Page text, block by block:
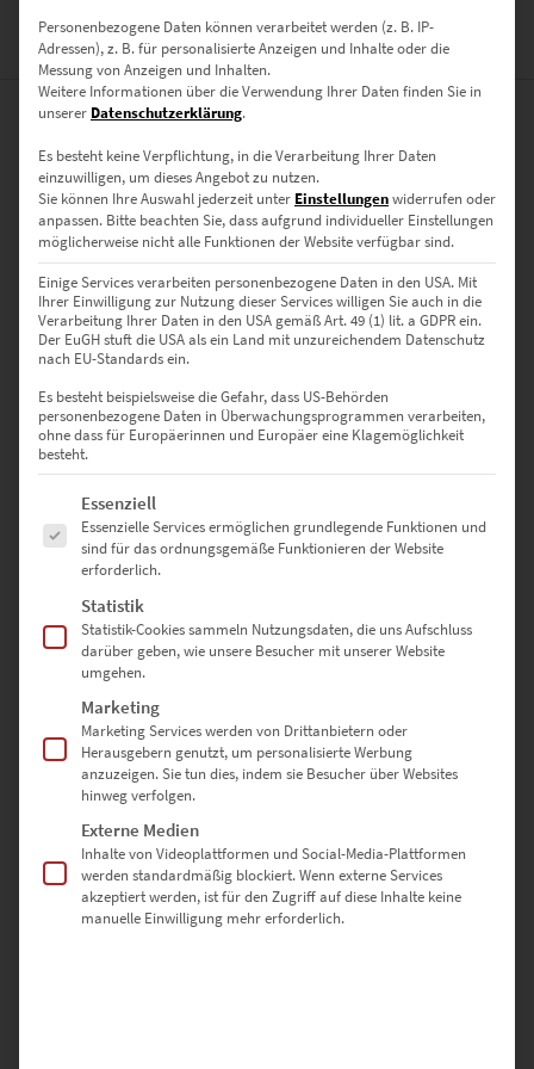
BEWERTUNGEN (0)
Bewertungen
0 0 Bewertungen
SE AT EUROPA PARK V“
Deine E-Mail-Adresse wird nicht veröffentlicht.
Erforderliche Felder sind mit
DEINE BEWERTUNG*
Personenbezogene Daten können verarbeitet werden (z. B. IP-
Adressen), z. B. für personalisierte Anzeigen und Inhalte oder die
Messung von Anzeigen und Inhalten.
Weitere Informationen über die Verwendung Ihrer Daten finden Sie in
unserer Datenschutzerklärung.
Es besteht keine Verpflichtung, in die Verarbeitung Ihrer Daten
einzuwilligen, um dieses Angebot zu nutzen.
Sie können Ihre Auswahl jederzeit unter Einstellungenwiderrufen oder
anpassen. Bitte beachten Sie, dass aufgrund individueller Einstellungen
möglicherweise nicht alle Funktionen der Website verfügbar sind.
Einige Services verarbeiten personenbezogene Daten in den USA. Mit
Ihrer Einwilligung zur Nutzung dieser Services willigen Sie auch in die
Verarbeitung Ihrer Daten in den USA gemäß Art. 49 (1) lit. a GDPR ein.
Der EuGH stuft die USA als ein Land mit unzureichendem Datenschutz
nach EU-Standards ein.
Es besteht beispielsweise die Gefahr, dass US-Behörden
personenbezogene Daten in Überwachungsprogrammen verarbeiten,
ohne dass für Europäerinnen und Europäer eine Klagemöglichkeit
besteht.
Es folgt eine Liste der Service-Gruppen, für die eine Einwilligung
Essenziell
Essenzielle Services ermöglichen grundlegende Funktionen und
sind für das ordnungsgemäße Funktionieren der Website
erforderlich.
Statistik
Statistik-Cookies sammeln Nutzungsdaten, die uns Aufschluss
darüber geben, wie unsere Besucher mit unserer Website
umgehen.
Marketing
Marketing Services werden von Drittanbietern oder
Herausgebern genutzt, um personalisierte Werbung
anzuzeigen. Sie tun dies, indem sie Besucher über Websites
hinweg verfolgen.
Externe Medien
Inhalte von Videoplattformen und Social-Media-Plattformen
werden standardmäßig blockiert. Wenn externe Services
akzeptiert werden, ist für den Zugriff auf diese Inhalte keine
manuelle Einwilligung mehr erforderlich.